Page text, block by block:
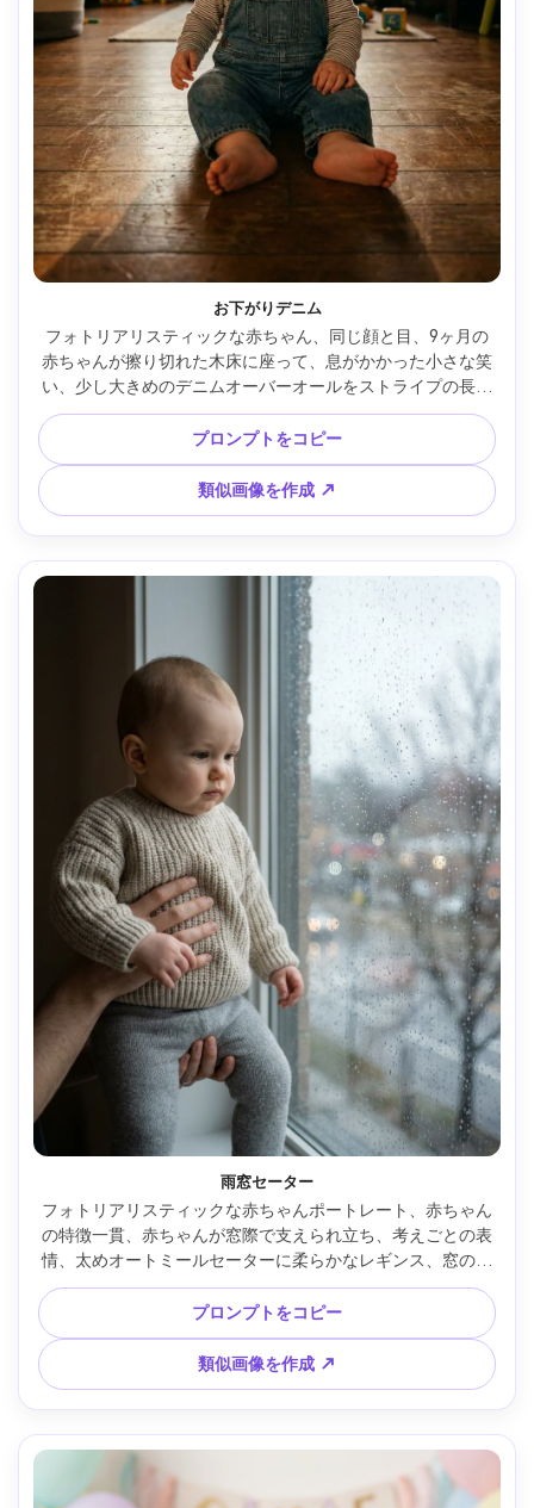
お下がりデニム
フォトリアリスティックな赤ちゃん、同じ顔と目、9ヶ月の
赤ちゃんが擦り切れた木床に座って、息がかかった小さな笑
い、少し大きめのデニムオーバーオールをストライプの長袖
シャツの上に着て、リアルさのため一つだけストラップがゆ
るい、背景：日光差し込むリビングで塵が舞い、ゴールデン
アワーの逆光と柔らかな縁光、Sony A1、35mm f/1.4、赤ち
ゃん目線の低いアングル、自然な構図、フィルム調カラーグ
レーディング、自然な影、高詳細 --ar 4:5
プロンプトをコピー
類似画像を作成 ↗
雨窓セーター
フォトリアリスティックな赤ちゃんポートレート、赤ちゃん
の特徴一貫、赤ちゃんが窓際で支えられ立ち、考えごとの表
情、太めオートミールセーターに柔らかなレギンス、窓の雨
粒がボケを作り、冷たい曇りの日光で穏やかな補助光、
Fujifilm GFX 100S、80mm f/1.7、三分身フレーミング、柔ら
かいコントラスト、リアルな肌やニットの質感、控えめな配
色、静かな思索の雰囲気 --ar 4:5
プロンプトをコピー
類似画像を作成 ↗